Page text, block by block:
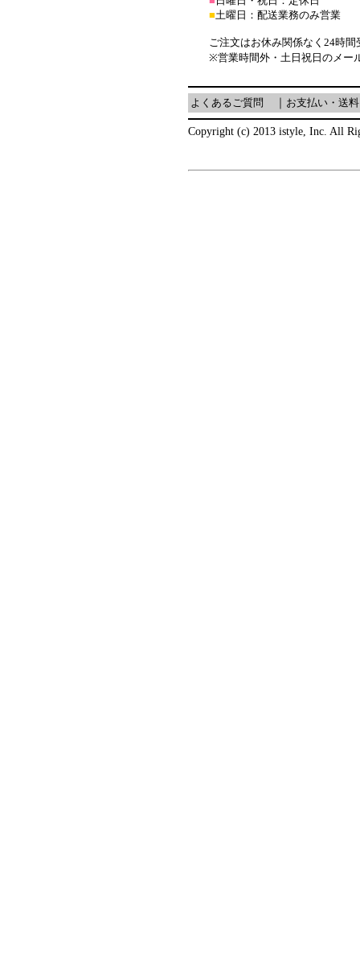
■土曜日：配送業務のみ営業
ご注文はお休み関係なく24時
※営業時間外・土日祝日のメー
よくあるご質問 お支払い・送料
Copyright (c) 2013 istyle, Inc. All